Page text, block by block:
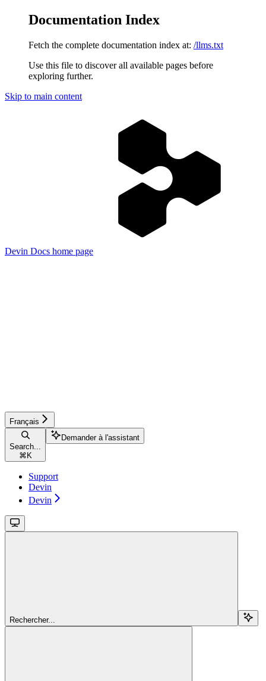
Documentation Index
Fetch the complete documentation index at: /llms.txt
Use this file to discover all available pages before
exploring further.
Skip to main content
Devin Docs home page
Français
Search...
⌘ K
Demander à l'assistant
Support
Devin
Devin
Rechercher...